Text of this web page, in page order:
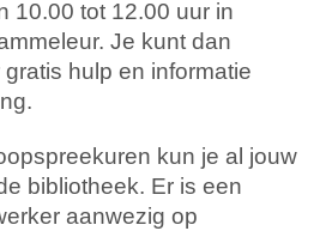
10.00 tot 12.00 uur in
Je kunt dan
hulp en informatie
kun je al jouw
bibliotheek. Er is een
aanwezig op